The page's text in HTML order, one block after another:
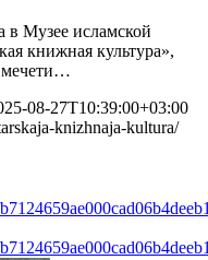
в Музее исламской
книжная культура»,
мечети…
08-27T10:39:00+03:00
knizhnaja-kultura/